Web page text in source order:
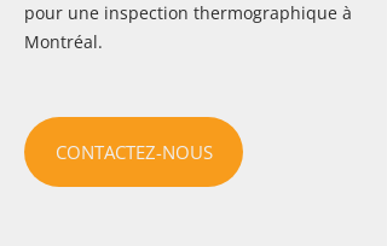
pour une inspection thermographique à
Montréal.
CONTACTEZ-NOUS